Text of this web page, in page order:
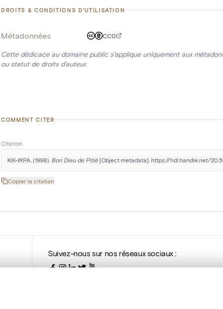
DROITS & CONDITIONS D'UTILISATION
Métadonnées CC0
Cette dédicace au domaine public s'applique uniquement aux
ou statut de droits d'auteur.
COMMENT CITER
Citation
KIK-IRPA. (1998). Bon Dieu de Pitié [Object metadata]. https://hdl.handle.net/
Copier la citation
Suivez-nous sur nos réseaux sociaux :